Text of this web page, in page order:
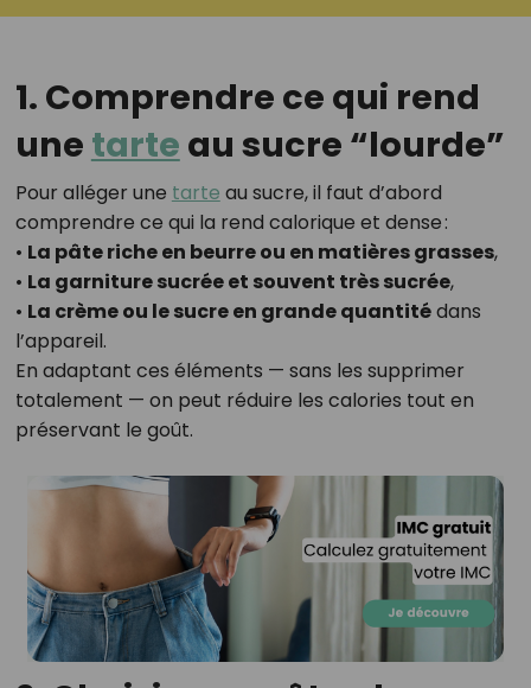
1. Comprendre ce qui rend
une tarte au sucre “lourde”
Pour alléger une tarte au sucre, il faut d’abord
comprendre ce qui la rend calorique et dense :
• La pâte riche en beurre ou en matières grasses,
• La garniture sucrée et souvent très sucrée,
• La crème ou le sucre en grande quantitédans
l’appareil.
En adaptant ces éléments — sans les supprimer
totalement — on peut réduire les calories tout en
préservant le goût.